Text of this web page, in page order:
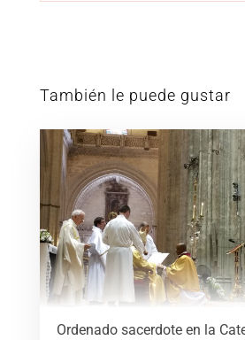
También le puede gustar
Ordenado sacerdote en la